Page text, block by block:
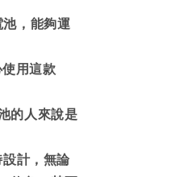
，能夠運
用這款
的人來說是
計，無論